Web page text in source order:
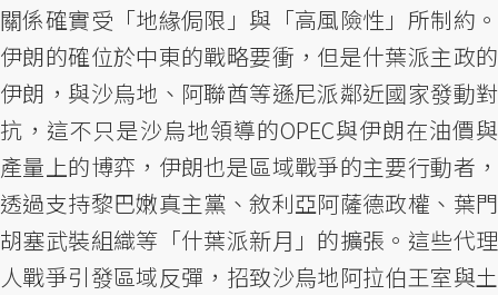
關係確實受「地緣侷限」與「高風險性」所制約。
伊朗的確位於中東的戰略要衝，但是什葉派主政的
伊朗，與沙烏地、阿聯酋等遜尼派鄰近國家發動對
抗，這不只是沙烏地領導的OPEC與伊朗在油價與
產量上的博弈，伊朗也是區域戰爭的主要行動者，
透過支持黎巴嫩真主黨、敘利亞阿薩德政權、葉門
胡塞武裝組織等「什葉派新月」的擴張。這些代理
人戰爭引發區域反彈，招致沙烏地阿拉伯王室與土